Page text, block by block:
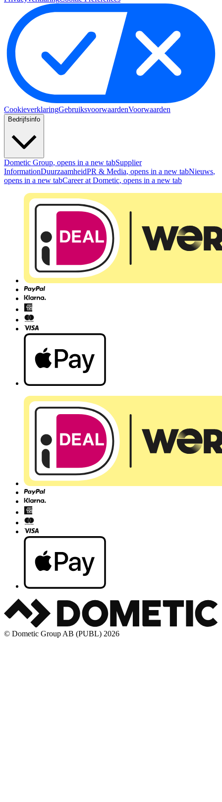
CookieverklaringGebruiksvoorwaardenVoorwaarden
Bedrijfsinfo
Dometic Group, opens in a new tabSupplier
InformationDuurzaamheidPR & Media, opens in a new tabNieuws,
opens in a new tabCareer at Dometic, opens in a new tab
© Dometic Group AB (PUBL) 2026